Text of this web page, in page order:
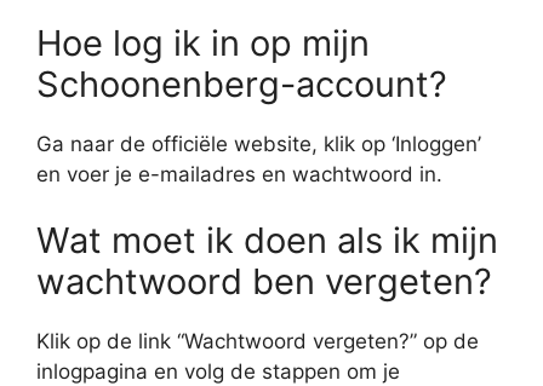
Hoe log ik in op mijn
Schoonenberg-account?
Ga naar de officiële website, klik op ‘Inloggen’
en voer je e-mailadres en wachtwoord in.
Wat moet ik doen als ik mijn
wachtwoord ben vergeten?
Klik op de link “Wachtwoord vergeten?” op de
inlogpagina en volg de stappen om je